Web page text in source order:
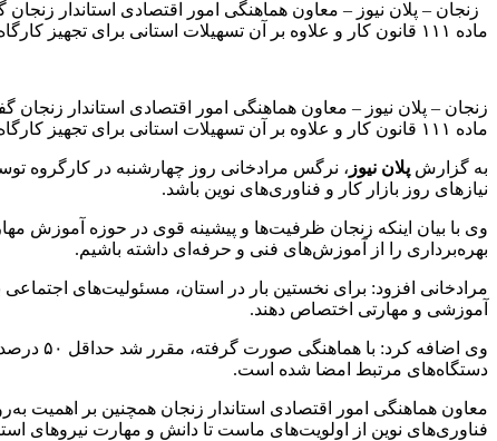
ماده ۱۱۱ قانون کار و علاوه بر آن تسهیلات استانی برای تجهیز کارگاه‌ها و مراکز صلاحیت دار فنی
ماده ۱۱۱ قانون کار و علاوه بر آن تسهیلات استانی برای تجهیز کارگاه‌ها و مراکز صلاحیت دار فنی و حرفه‌ای استان اختصاص می‌یابد.
به گزارش پلان نیوز ، نرگس مرادخانی روز چهارشنبه در کارگروه
نیازهای روز بازار کار و فناوری‌های نوین باشد.
وی با بیان اینکه زنجان ظرفیت‌ها و پیشینه قوی در حوزه آموزش
بهره‌برداری را از آموزش‌های فنی و حرفه‌ای داشته باشیم.
مرادخانی افزود: برای نخستین بار در استان، مسئولیت‌های
آموزشی و مهارتی اختصاص دهند.
وی
دستگاه‌های مرتبط امضا شده است.
معاون هماهنگی امور اقتصادی استاندار زنجان همچنین بر اهمیت
فناوری‌های نوین از اولویت‌های ماست تا دانش و مهارت نیروهای